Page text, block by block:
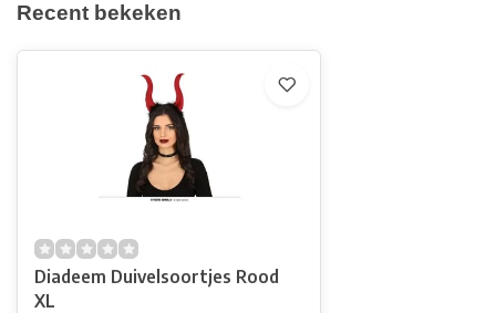
Recent bekeken
Diadeem Duivelsoortjes Rood
XL